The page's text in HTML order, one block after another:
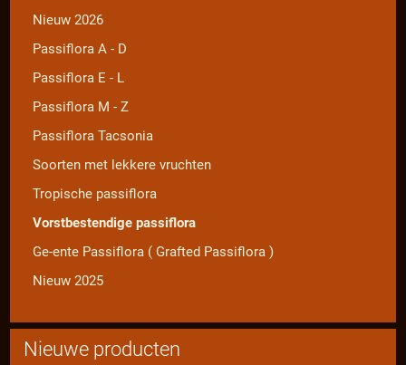
Nieuw 2026
Passiflora A - D
Passiflora E - L
Passiflora M - Z
Passiflora Tacsonia
Soorten met lekkere vruchten
Tropische passiflora
Vorstbestendige passiflora
Ge-ente Passiflora ( Grafted Passiflora )
Nieuw 2025
Nieuwe producten